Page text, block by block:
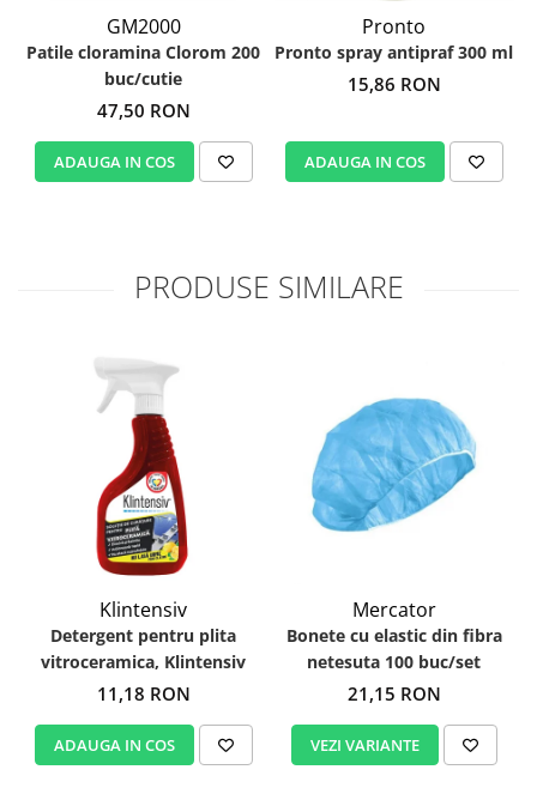
GM2000
Patile cloramina Clorom 200
buc/cutie
47,50 RON
ADAUGA IN COS
Pronto
Pronto spray antipraf 300 ml
15,86 RON
ADAUGA IN COS
PRODUSE SIMILARE
Klintensiv
Detergent pentru plita
vitroceramica, Klintensiv
11,18 RON
ADAUGA IN COS
Mercator
Bonete cu elastic din fibra
netesuta 100 buc/set
21,15 RON
VEZI VARIANTE